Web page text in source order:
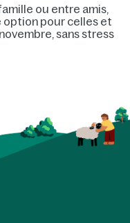
ou entre amis,
option pour celles et
sans stress